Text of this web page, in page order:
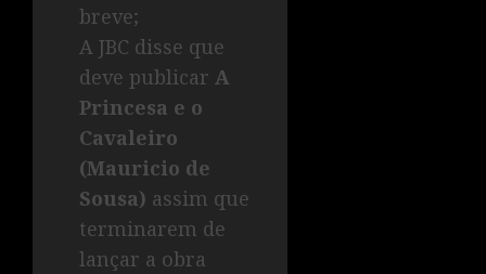
breve;
A JBC disse que
deve publicar A
Princesa e o
Cavaleiro
(Mauricio de
Sousa) assim que
terminarem de
lançar a obra